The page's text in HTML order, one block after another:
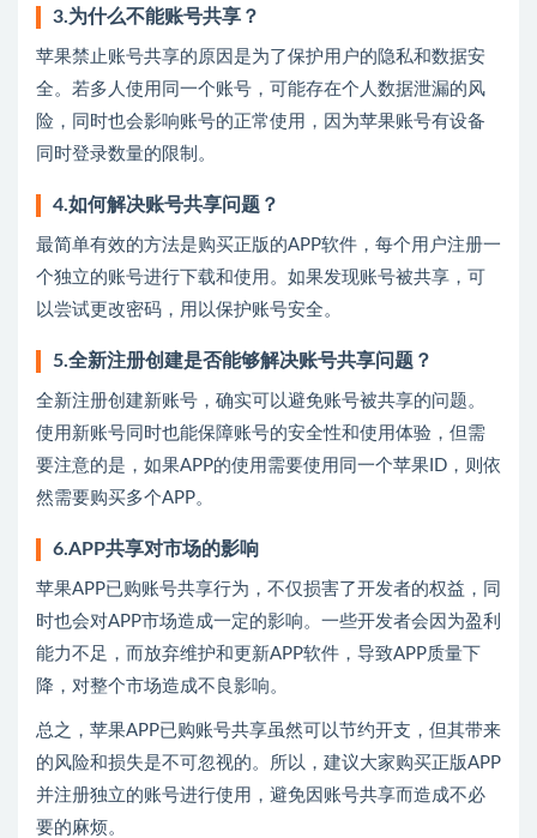
3.为什么不能账号共享？
苹果禁止账号共享的原因是为了保护用户的隐私和数据安
全。若多人使用同一个账号，可能存在个人数据泄漏的风
险，同时也会影响账号的正常使用，因为苹果账号有设备
同时登录数量的限制。
4.如何解决账号共享问题？
最简单有效的方法是购买正版的APP软件，每个用户注册一
个独立的账号进行下载和使用。如果发现账号被共享，可
以尝试更改密码，用以保护账号安全。
5.全新注册创建是否能够解决账号共享问题？
全新注册创建新账号，确实可以避免账号被共享的问题。
使用新账号同时也能保障账号的安全性和使用体验，但需
要注意的是，如果APP的使用需要使用同一个苹果ID，则依
然需要购买多个APP。
6.APP共享对市场的影响
苹果APP已购账号共享行为，不仅损害了开发者的权益，同
时也会对APP市场造成一定的影响。一些开发者会因为盈利
能力不足，而放弃维护和更新APP软件，导致APP质量下
降，对整个市场造成不良影响。
总之，苹果APP已购账号共享虽然可以节约开支，但其带来
的风险和损失是不可忽视的。所以，建议大家购买正版APP
并注册独立的账号进行使用，避免因账号共享而造成不必
要的麻烦。